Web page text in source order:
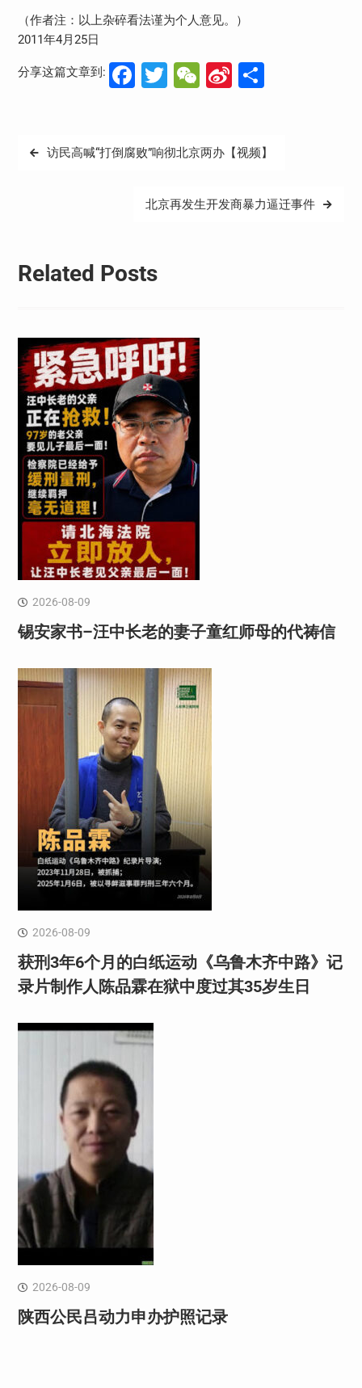
（作者注：以上杂碎看法谨为个人意见。）
2011年4月25日
分享这篇文章到: Facebook
Twitter
WeChat
Sina分
文
访民高喊“打倒腐败”响彻北京两办【视频】
北京再发生开发商暴力逼迁事件
Related Posts
2026-08-09
锡安家书–汪中长老的妻子童红⁩师母的代祷信
2026-08-09
获刑3年6个月的白纸运动《乌鲁木齐中路》记
录片制作人陈品霖在狱中度过其35岁生日
2026-08-09
陕西公民吕动力申办护照记录